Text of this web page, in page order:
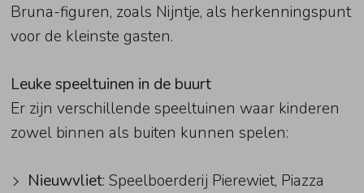
Bruna-figuren, zoals Nijntje, als herkenningspunt
voor de kleinste gasten.
Leuke speeltuinen in de buurt
Er zijn verschillende speeltuinen waar kinderen
zowel binnen als buiten kunnen spelen:
Nieuwvliet: Speelboerderij Pierewiet, Piazza